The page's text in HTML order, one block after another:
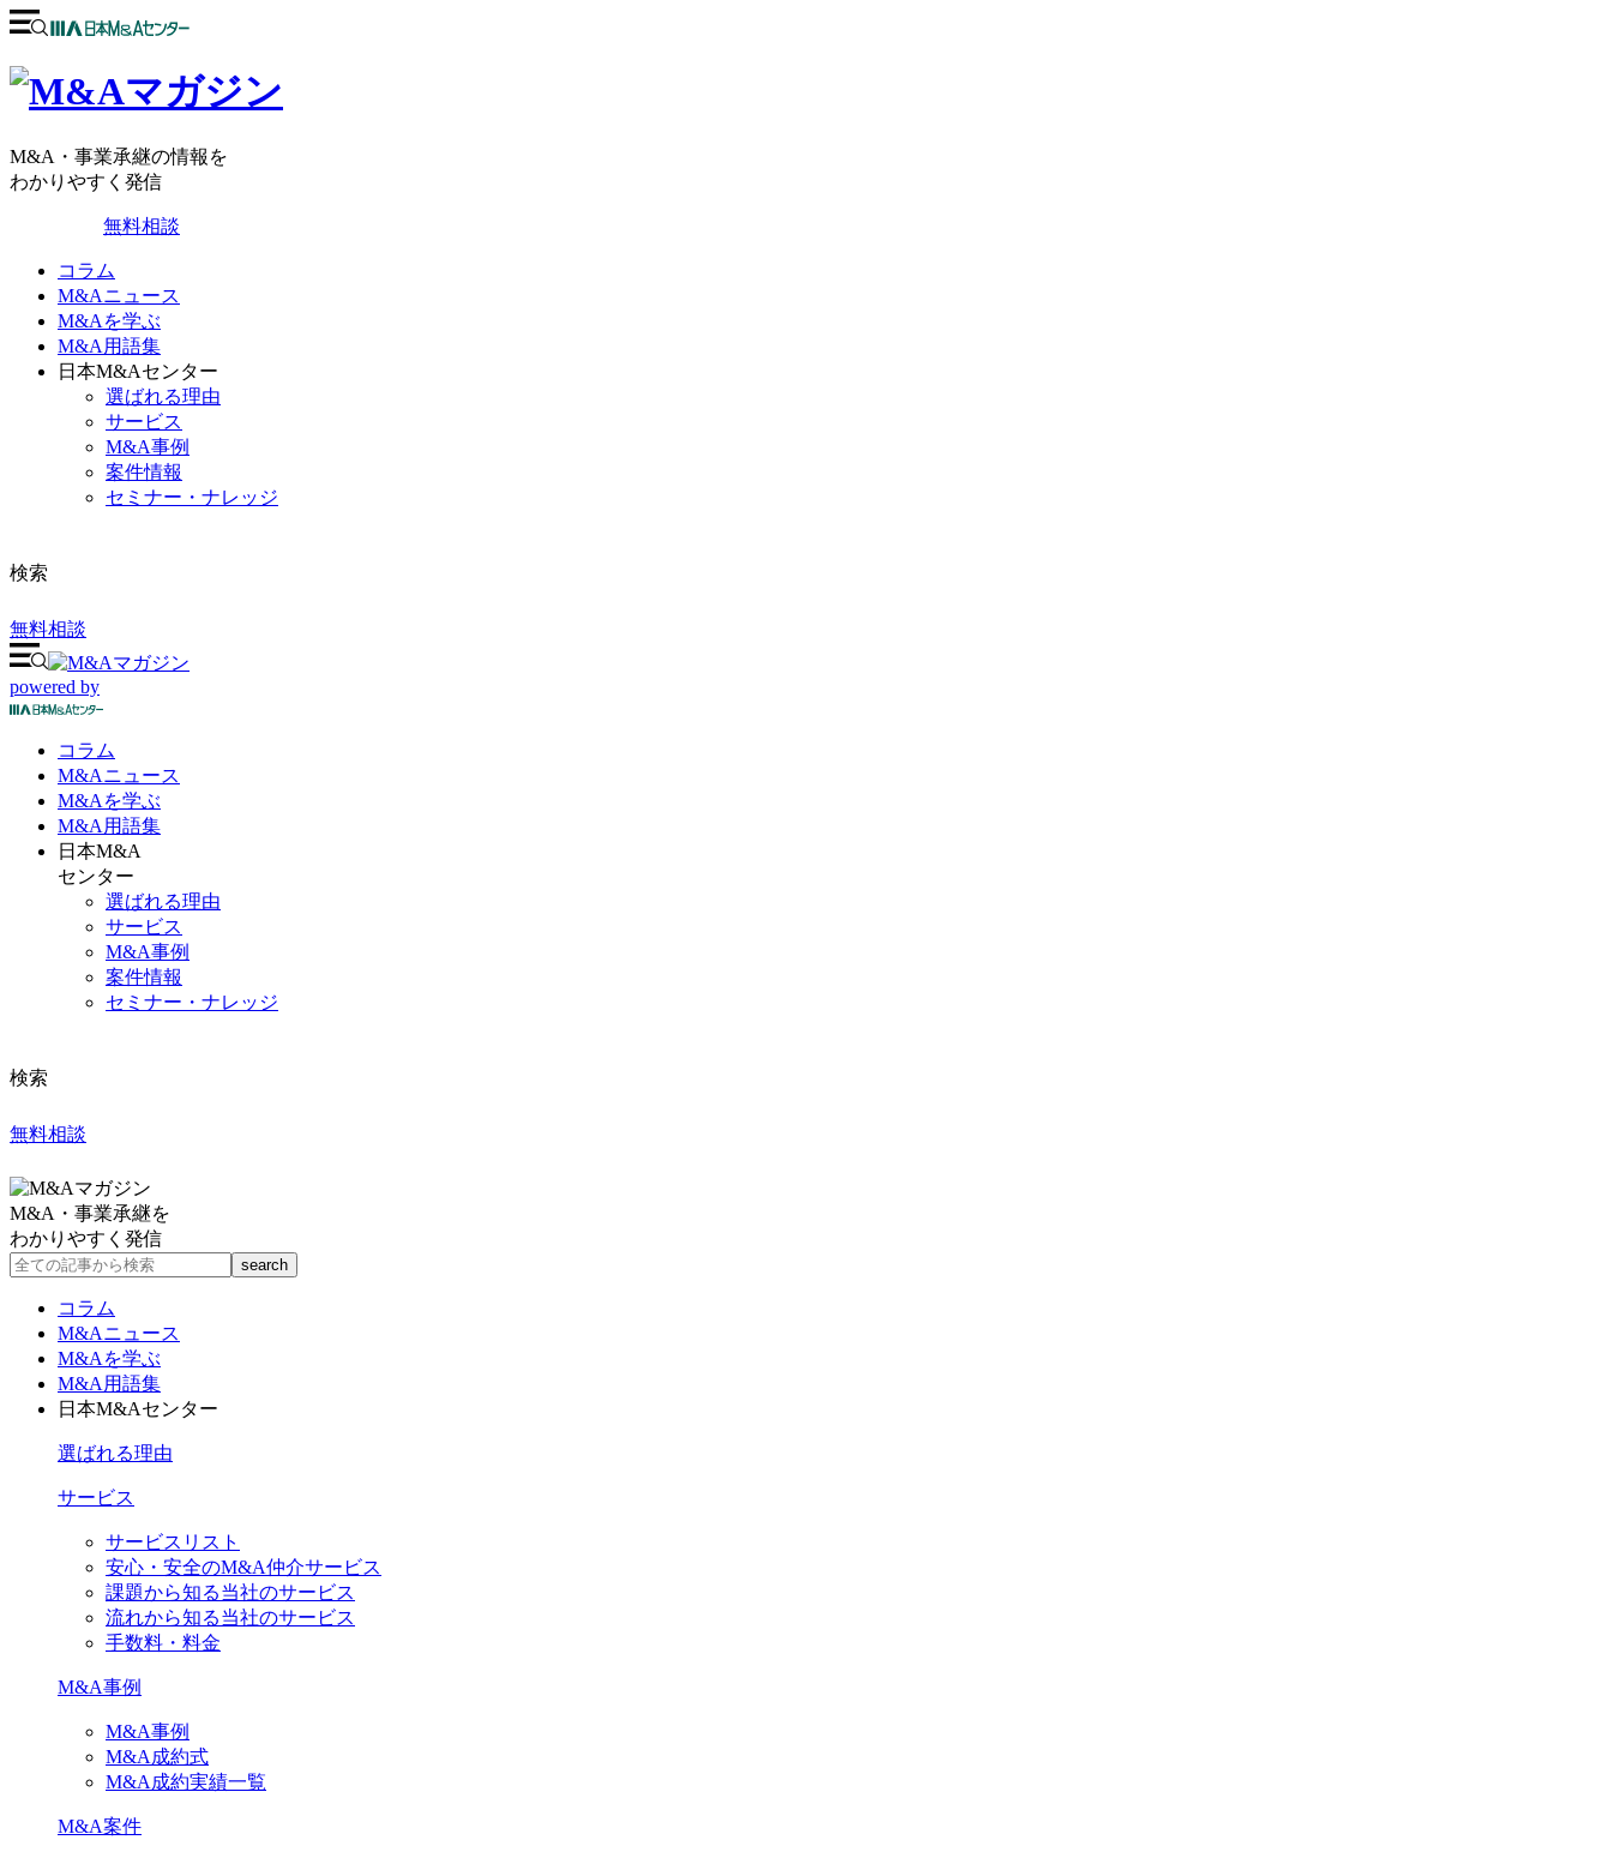
M&A・事業承継の情報を
わかりやすく発信
無料相談
コラム
M&Aニュース
M&Aを学ぶ
M&A用語集
日本M&Aセンター
選ばれる理由
サービス
M&A事例
案件情報
セミナー・ナレッジ
検索
無料相談
powered by
コラム
M&Aニュース
M&Aを学ぶ
M&A 用語集
日本M&A
センター
選ばれる理由
サービス
M&A事例
案件情報
セミナー・ナレッジ
検索
無料相談
M&A・事業承継を
わかりやすく発信
コラム
M&Aニュース
M&Aを学ぶ
M&A用語集
日本M&Aセンター
選ばれる理由
サービス
サービスリスト
安心・安全のM&A仲介サービス
課題から知る当社のサービス
流れから知る当社のサービス
手数料・料金
M&A事例
M&A事例
M&A成約式
M&A成約実績一覧
M&A案件